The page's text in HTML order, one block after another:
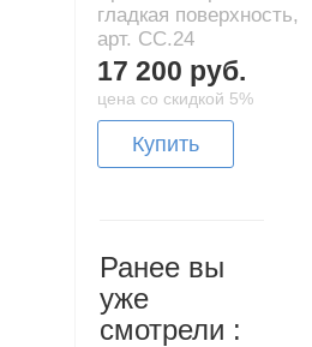
гладкая поверхность,
арт. CC.24
17 200 руб.
цена со скидкой 5%
Купить
Ранее вы
уже
смотрели :